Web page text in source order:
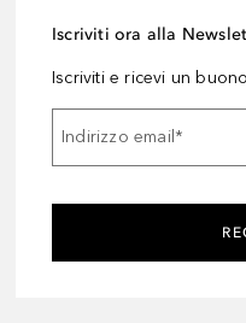
Iscriviti ora alla
Iscriviti e ricevi un
Indirizzo email*